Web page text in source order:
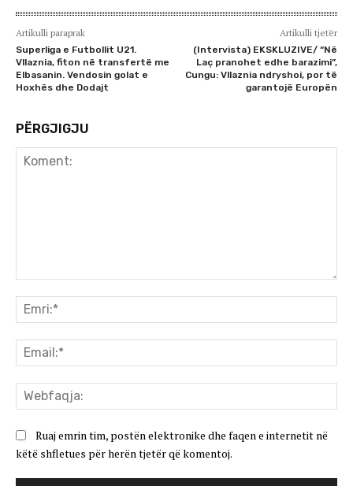
Artikulli paraprak
Superliga e Futbollit U21.
Vllaznia, fiton në transfertë me
Elbasanin. Vendosin golat e
Hoxhës dhe Dodajt
Artikulli tjetër
(Intervista) EKSKLUZIVE/ “Në
Laç pranohet edhe barazimi”,
Cungu: Vllaznia ndryshoi, por të
garantojë Europën
PËRGJIGJU
Ruaj emrin tim, postën elektronike dhe faqen e internetit në
këtë shfletues për herën tjetër që komentoj.